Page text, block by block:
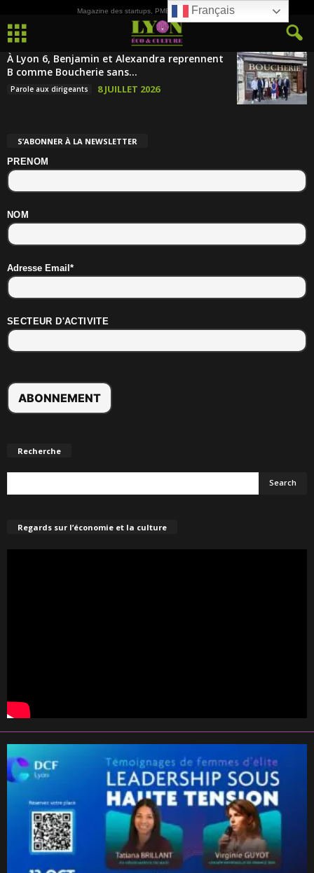
Magazine des startups, PME, ETI et de la Culture
À Lyon 6, Benjamin et Alexandra reprennent
B comme Boucherie sans...
Parole aux dirigeants 8 JUILLET 2026
S’ABONNER À LA NEWSLETTER
PRENOM
NOM
Adresse Email*
SECTEUR D'ACTIVITE
Recherche
Regards sur l’économie et la culture
Français